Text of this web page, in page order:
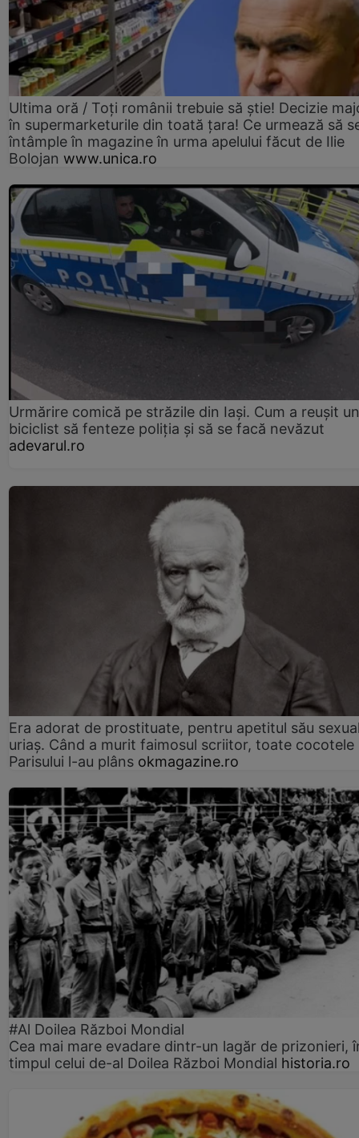
Ultima oră / Toți românii trebuie să știe! Decizie
în supermarketurile din toată țara! Ce urmează să
întâmple în magazine în urma apelului făcut de Ilie
Bolojan www.unica.ro
Urmărire comică pe străzile din Iași. Cum a reușit un
biciclist să fenteze poliția și să se facă nevăzut
adevarul.ro
Era adorat de prostituate, pentru apetitul său
uriaș. Când a murit faimosul scriitor, toate cocotele
Parisului l-au plâns okmagazine.ro
#Al Doilea Război Mondial
Cea mai mare evadare dintr-un lagăr de prizonieri,
timpul celui de-al Doilea Război Mondial historia.ro